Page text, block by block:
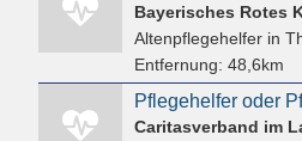
Altenpflegehelferin
Entfernung: 48,6km
Caritasverband im